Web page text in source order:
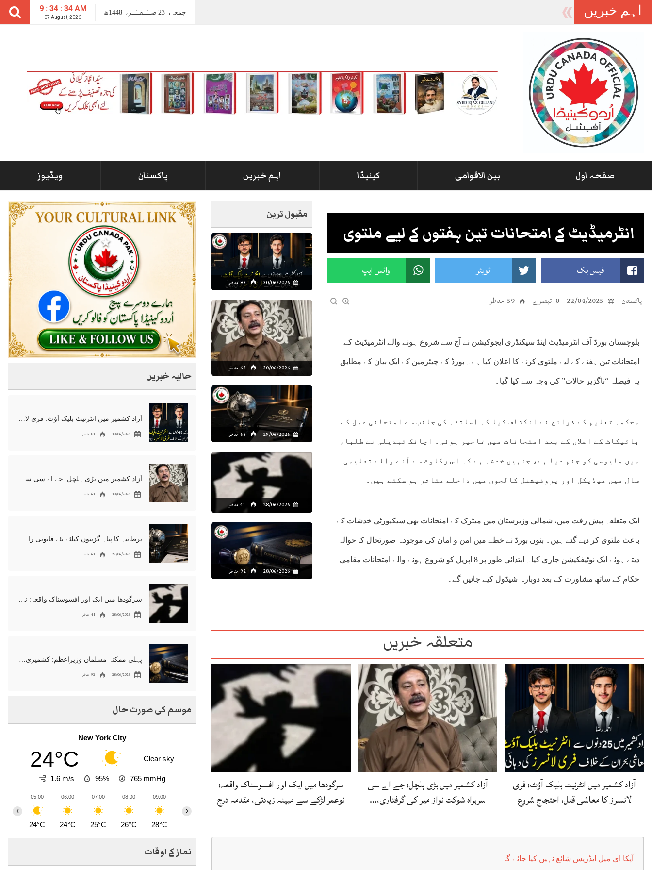
9 : 34 : 35 AM
07 August, 2026
جمعہ، 23 صــَــفــَــر، 1448ھ اہم خبریں
صفحہ اول بین الاقوامی کینیڈا اہم خبریں پاکستان ویڈیوز
مقبول ترین
30/06/2026 83 مناظر
30/06/2026 63 مناظر
29/06/2026 63 مناظر
28/06/2026 41 مناظر
28/06/2026 92 مناظر
انٹرمیڈیٹ کے امتحانات تین ہفتوں کے لیے ملتوی
فیس بک ٹویٹر واٹس ایپ
پاکستان 22/04/2025 0 تبصرے 59 مناظر
بلوچستان بورڈ آف انٹرمیڈیٹ اینڈ سیکنڈری ایجوکیشن نے آج سے شروع ہونے والے انٹرمیڈیٹ کے
امتحانات تین ہفتے کے لیے ملتوی کرنے کا اعلان کیا ہے۔ بورڈ کے چیئرمین کے ایک بیان کے مطابق
یہ فیصلہ “ناگزیر حالات” کی وجہ سے کیا گیا۔
محکمہ تعلیم کے ذرائع نے انکشاف کیا کہ اساتذہ کی جانب سے امتحانی عمل کے
بائیکاٹ کے اعلان کے بعد امتحانات میں تاخیر ہوئی۔ اچانک تبدیلی نے طلباء
میں مایوسی کو جنم دیا ہے، جنہیں خدشہ ہے کہ اس رکاوٹ سے آنے والے تعلیمی
سال میں میڈیکل اور پروفیشنل کالجوں میں داخلے متاثر ہو سکتے ہیں۔
ایک متعلقہ پیش رفت میں، شمالی وزیرستان میں میٹرک کے امتحانات بھی سیکیورٹی خدشات کے
باعث ملتوی کر دیے گئے ہیں۔ بنوں بورڈ نے خطے میں امن و امان کی موجودہ صورتحال کا حوالہ
دیتے ہوئے ایک نوٹیفکیشن جاری کیا۔ ابتدائی طور پر 8 اپریل کو شروع ہونے والے امتحانات مقامی
حکام کے ساتھ مشاورت کے بعد دوبارہ شیڈول کیے جائیں گے۔
متعلقہ خبریں
آزاد کشمیر میں انٹرنیٹ بلیک آؤٹ: فری
لانسرز کا معاشی قتل، احتجاج شروع
آزاد کشمیر میں بڑی ہلچل: جے اے سی
سربراہ شوکت نواز میر کی گرفتاری،…
سرگودھا میں ایک اور افسوسناک واقعہ:
نوعمر لڑکے سے مبینہ زیادتی، مقدمہ درج
آپکا ای میل ایڈریس شائع نہیں کیا جائے گا
حالیہ خبریں
آزاد کشمیر میں انٹرنیٹ بلیک آؤٹ: فری لانسرز کا معاشی قتل، احتجاج شروع
30/06/2026 83 مناظر
آزاد کشمیر میں بڑی ہلچل: جے اے سی سربراہ شوکت نواز میر کی گرفتاری، دھرنا جاری
30/06/2026 63 مناظر
برطانیہ کا پناہ گزینوں کیلئے نئے قانونی راستوں اور اسپانسر شپ نظام کا اعلان
29/06/2026 63 مناظر
سرگودھا میں ایک اور افسوسناک واقعہ: نوعمر لڑکے سے مبینہ زیادتی، مقدمہ درج
28/06/2026 41 مناظر
پہلی ممکنہ مسلمان وزیراعظم: کشمیری نژاد شبانہ محمود برطانیہ میں مقبول
28/06/2026 92 مناظر
موسم کی صورت حال
New York City
24°C Clear sky
1.6 m/s 95% 765 mmHg
05:00
24°C
06:00
24°C
07:00
25°C
08:00
26°C
09:00
28°C
12:00 14:00 15:00 17:00 18:00 19:00 21:00 22:00 23:00
‹ ›
نماز کے اوقات